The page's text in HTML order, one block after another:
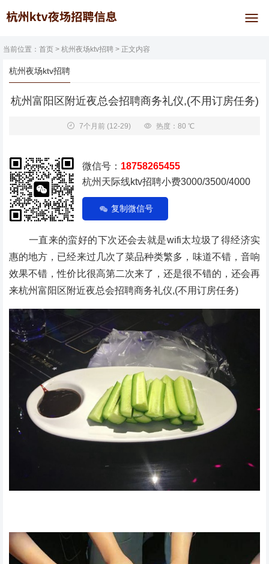
当前位置： 首页 > 杭州夜场ktv招聘 > 正文内容
杭州夜场ktv招聘
杭州富阳区附近夜总会招聘商务礼仪,(不用订房任务)
7个月前 (12-29) 热度：80 ℃
微信号： 18758265455
杭州天际线ktv招聘小费3000/3500/4000
复制微信号
一直来的蛮好的下次还会去就是wifi太垃圾了得经济实
惠的地方，已经来过几次了菜品种类繁多，味道不错，音响
效果不错，性价比很高第二次来了，还是很不错的，还会再
来杭州富阳区附近夜总会招聘商务礼仪,(不用订房任务)